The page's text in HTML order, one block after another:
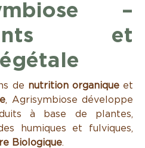
–
et
de nutrition organiqueet
, Agrisymbiose développe
à base de plantes,
humiques et fulviques,
Biologique.